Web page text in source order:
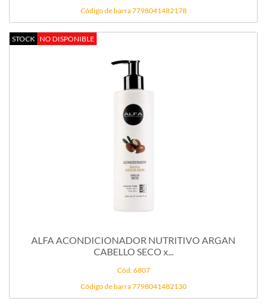
Código de barra 7798041482178
STOCK NO DISPONIBLE
ALFA ACONDICIONADOR NUTRITIVO ARGAN
CABELLO SECO x...
Cód: 6807
Código de barra 7798041482130